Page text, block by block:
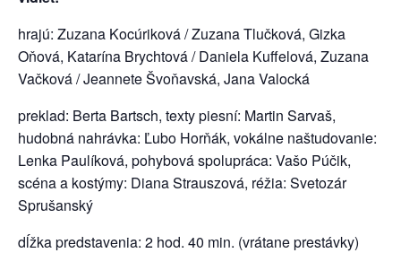
hrajú: Zuzana Kocúriková / Zuzana Tlučková, Gizka
Oňová, Katarína Brychtová / Daniela Kuffelová, Zuzana
Vačková / Jeannete Švoňavská, Jana Valocká
preklad: Berta Bartsch, texty piesní: Martin Sarvaš,
hudobná nahrávka: Ľubo Horňák, vokálne naštudovanie:
Lenka Paulíková, pohybová spolupráca: Vašo Púčik,
scéna a kostýmy: Diana Strauszová, réžia: Svetozár
Sprušanský
dĺžka predstavenia: 2 hod. 40 min. (vrátane prestávky)